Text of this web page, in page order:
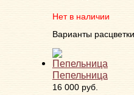
Нет в наличии
Варианты расцветки
Пепельница
16 000 руб.